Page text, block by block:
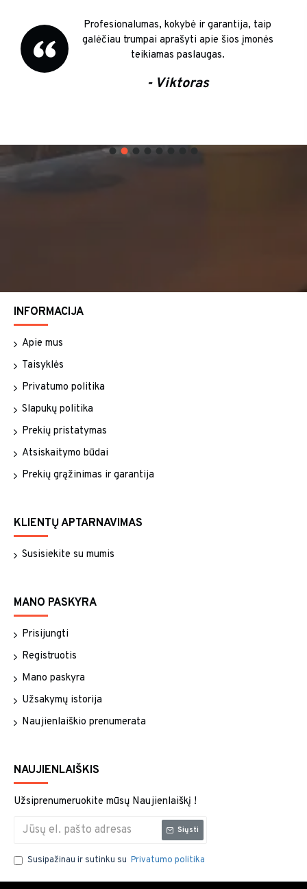
Profesionalumas, kokybė ir garantija, taip
galėčiau trumpai aprašyti apie šios įmonės
teikiamas paslaugas.
- Viktoras
INFORMACIJA
Apie mus
Taisyklės
Privatumo politika
Slapukų politika
Prekių pristatymas
Atsiskaitymo būdai
Prekių grąžinimas ir garantija
KLIENTŲ APTARNAVIMAS
Susisiekite su mumis
MANO PASKYRA
Prisijungti
Registruotis
Mano paskyra
Užsakymų istorija
Naujienlaiškio prenumerata
NAUJIENLAIŠKIS
Užsiprenumeruokite mūsų Naujienlaiškį !
Siųsti
Susipažinau ir sutinku su Privatumo politika